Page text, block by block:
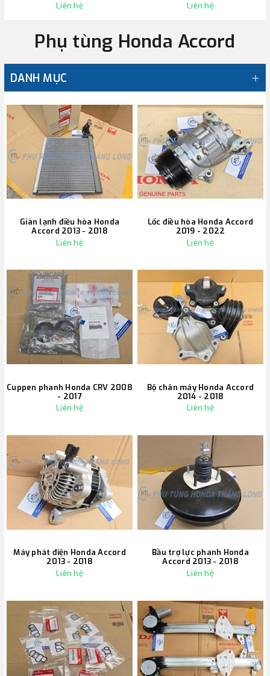
Liên hệ
Liên hệ
Phụ tùng Honda Accord
DANH MỤC
Giàn lạnh điều hòa Honda
Accord 2013 - 2018
Liên hệ
Lốc điều hòa Honda Accord
2019 - 2022
Liên hệ
Cuppen phanh Honda CRV 2008
- 2017
Liên hệ
Bộ chân máy Honda Accord
2014 - 2018
Liên hệ
Máy phát điện Honda Accord
2013 - 2018
Liên hệ
Bầu trợ lực phanh Honda
Accord 2013 - 2018
Liên hệ